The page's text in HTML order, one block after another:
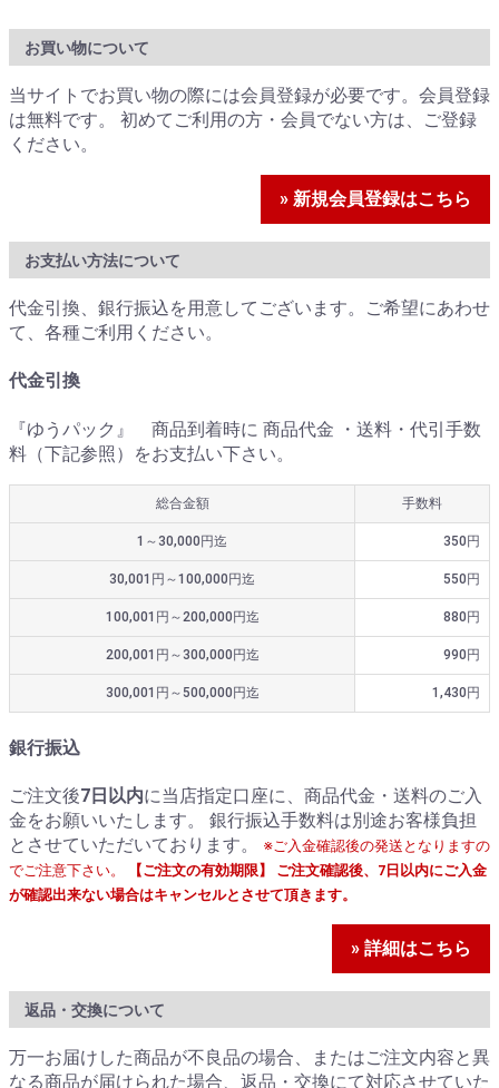
お買い物について
当サイトでお買い物の際には会員登録が必要です。会員登録
は無料です。 初めてご利用の方・会員でない方は、ご登録
ください。
» 新規会員登録はこちら
お支払い方法について
代金引換、銀行振込を用意してございます。ご希望にあわせ
て、各種ご利用ください。
代金引換
『ゆうパック』 商品到着時に 商品代金 ・送料・代引手数
料（下記参照）をお支払い下さい。
総合金額 手数料
1～30,000円迄 350円
30,001円～100,000円迄 550円
100,001円～200,000円迄 880円
200,001円～300,000円迄 990円
300,001円～500,000円迄 1,430円
銀行振込
ご注文後7日以内に当店指定口座に、商品代金・送料のご入
金をお願いいたします。 銀行振込手数料は別途お客様負担
とさせていただいております。
※ご入金確認後の発送となりますの
でご注意下さい。
【ご注文の有効期限】 ご注文確認後、7日以内にご入金
が確認出来ない場合はキャンセルとさせて頂きます。
» 詳細はこちら
返品・交換について
万一お届けした商品が不良品の場合、またはご注文内容と異
なる商品が届けられた場合、返品・交換にて対応させていた